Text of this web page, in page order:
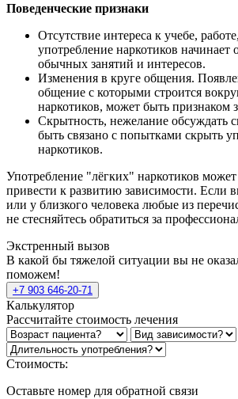
Поведенческие признаки
Отсутствие интереса к учебе,
употребление наркотиков начинает
обычных занятий и интересов.
Изменения в круге общения.
общение с которыми строится
наркотиков, может быть признаком
Скрытность, нежелание обсуждать
быть связано с попытками скрыть
наркотиков.
Употребление "лёгких" наркотиков
привести к развитию зависимости. Если
или у близкого человека любые из
не стесняйтесь обратиться за
Экстренный вызов
В какой бы тяжелой ситуации вы не
поможем!
+7 903 646-20-71
Калькулятор
Рассчитайте стоимость лечения
Стоимость:
Оставьте номер для обратной связи